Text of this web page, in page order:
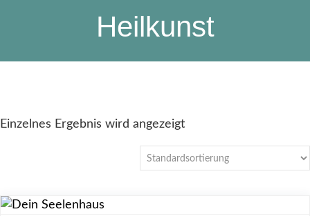
Heilkunst
Einzelnes Ergebnis wird angezeigt